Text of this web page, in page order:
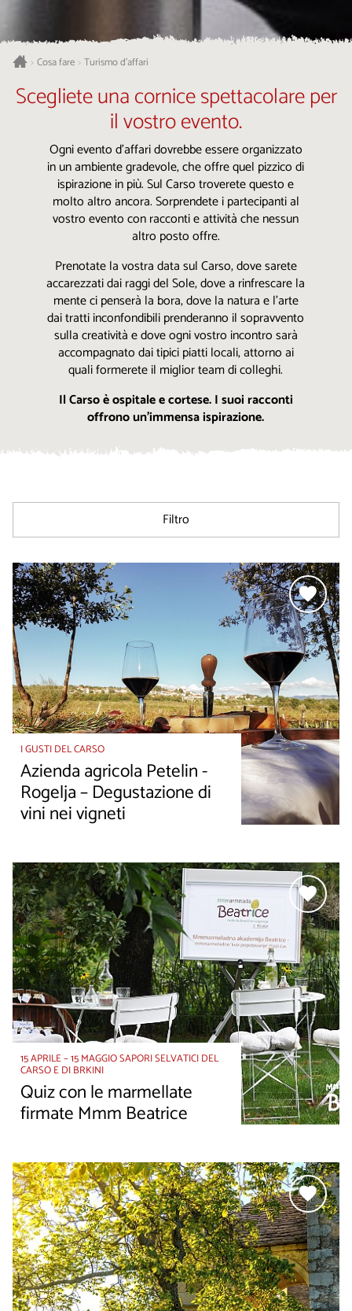
>Cosa fare > Turismo d’affari
Scegliete una cornice spettacolare per
il vostro evento.
Ogni evento d’affari dovrebbe essere organizzato
in un ambiente gradevole, che offre quel pizzico di
ispirazione in più. Sul Carso troverete questo e
molto altro ancora. Sorprendete i partecipanti al
vostro evento con racconti e attività che nessun
altro posto offre.
Prenotate la vostra data sul Carso, dove sarete
accarezzati dai raggi del Sole, dove a rinfrescare la
mente ci penserà la bora, dove la natura e l’arte
dai tratti inconfondibili prenderanno il sopravvento
sulla creatività e dove ogni vostro incontro sarà
accompagnato dai tipici piatti locali, attorno ai
quali formerete il miglior team di colleghi.
Il Carso è ospitale e cortese. I suoi racconti
offrono un’immensa ispirazione.
Filtro
I GUSTI DEL CARSO
Azienda agricola Petelin -
Rogelja – Degustazione di
vini nei vigneti
15 APRILE – 15 MAGGIO SAPORI SELVATICI DEL
CARSO E DI BRKINI
Quiz con le marmellate
firmate Mmm Beatrice